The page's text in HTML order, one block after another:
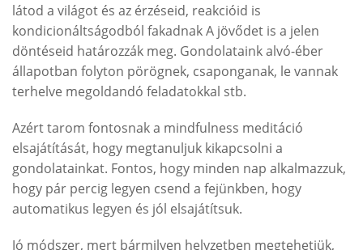
látod a világot és az érzéseid, reakcióid is
kondicionáltságodból fakadnak A jövődet is a jelen
döntéseid határozzák meg. Gondolataink alvó-éber
állapotban folyton pörögnek, csaponganak, le vannak
terhelve megoldandó feladatokkal stb.
Azért tarom fontosnak a mindfulness meditáció
elsajátítását, hogy megtanuljuk kikapcsolni a
gondolatainkat. Fontos, hogy minden nap alkalmazzuk,
hogy pár percig legyen csend a fejünkben, hogy
automatikus legyen és jól elsajátítsuk.
Jó módszer, mert bármilyen helyzetben megtehetjük,